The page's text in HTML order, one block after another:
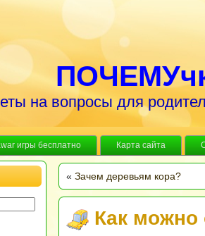
на вопросы для
игры бесплатно Карта сайта
« Зачем деревьям кора?
Как можно